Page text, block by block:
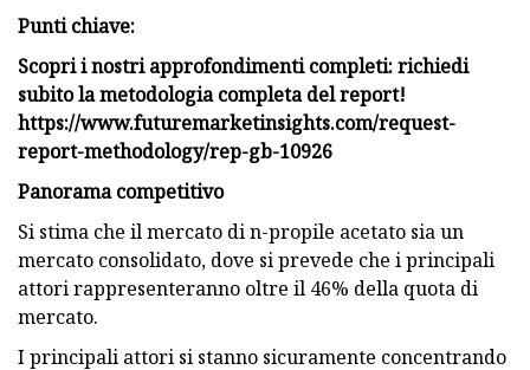
Punti chiave:
Scopri i nostri approfondimenti completi: richiedi
subito la metodologia completa del report!
https://www.futuremarketinsights.com/request-
report-methodology/rep-gb-10926
Panorama competitivo
Si stima che il mercato di n-propile acetato sia un
mercato consolidato, dove si prevede che i principali
attori rappresenteranno oltre il 46% della quota di
mercato.
I principali attori si stanno sicuramente concentrando